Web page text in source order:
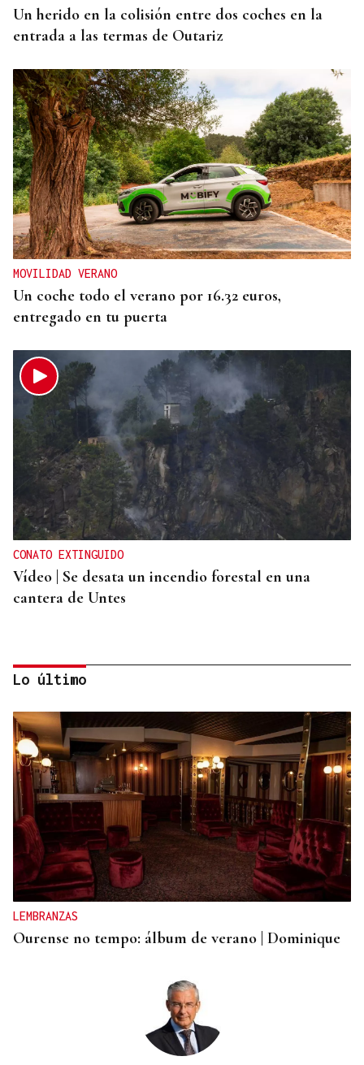
Un herido en la colisión entre dos coches en la
entrada a las termas de Outariz
MOVILIDAD VERANO
Un coche todo el verano por 16.32 euros,
entregado en tu puerta
CONATO EXTINGUIDO
Vídeo | Se desata un incendio forestal en una
cantera de Untes
ENTREVISTA
Jorge Vázquez: "Nuestro objetivo a 2028 es crecer
creando valor para el accionista y para el equipo
que lo hace posible"
Lo último
LEMBRANZAS
Ourense no tempo: álbum de verano | Dominique